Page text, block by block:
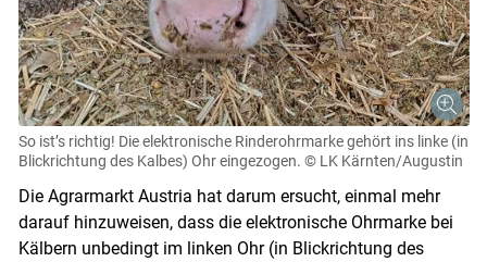
Skip to main content
So ist’s richtig! Die elektronische Rinderohrmarke gehört ins linke (in
Blickrichtung des Kalbes) Ohr eingezogen. © LK Kärnten/Augustin
Die Agrarmarkt Austria hat darum ersucht, einmal mehr
darauf hinzuweisen, dass die elektronische Ohrmarke bei
Kälbern unbedingt im linken Ohr (in Blickrichtung des